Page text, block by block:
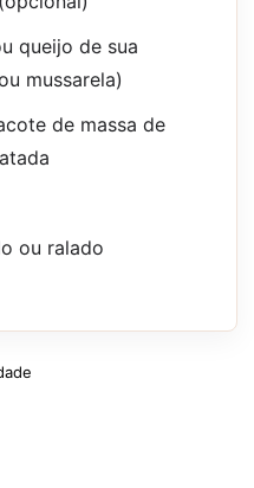
queijo de sua
mussarela)
de massa de
ou ralado